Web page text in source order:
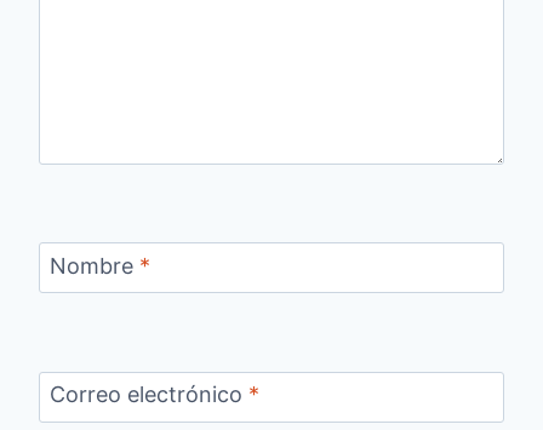
Nombre *
Correo electrónico *